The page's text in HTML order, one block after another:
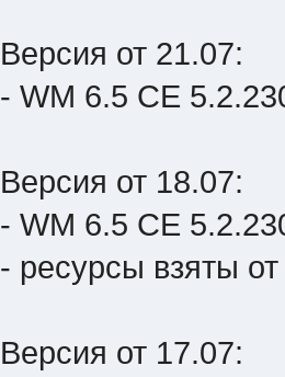
Версия от 21.07:
- WM 6.5 CE
Версия от 18.07:
- WM 6.5 CE
- ресурсы взяты
Версия от 17.07: